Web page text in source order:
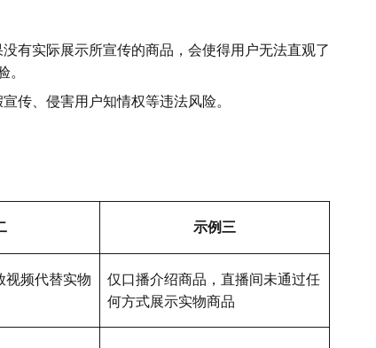
有实际展示所宣传的商品，会使得用户无法直观了
。
传、侵害用户知情权等违法风险。
示例三
视频代替实物
仅口播介绍商品，直播间未通过任
何方式展示实物商品